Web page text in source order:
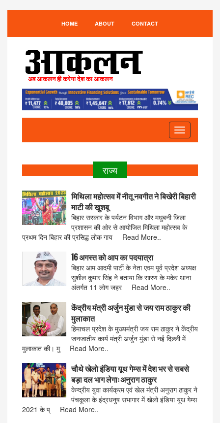
HOME ABOUT CONTACT
अब आकलन ही करेगा देश का आकलन
Toggle
navigation
राज्य
मिथिला महोत्सव में नीतू नवगीत ने बिखेरी बिहारी
माटी की खुशबू
बिहार सरकार के पर्यटन विभाग और मधुबनी जिला
प्रशासन की ओर से आयोजित मिथिला महोत्सव के
प्रथम दिन बिहार की प्रसिद्ध लोक गाय Read More..
16 अगस्त को आप का पदयात्रा
बिहार आम आदमी पार्टी के नेता एवम पूर्व प्रदेश अध्यक्ष
सुशील कुमार सिंह ने बताया कि सारण के मकेर थाना
अंतर्गत 11 लोग जहर Read More..
केंद्रीय मंत्री अर्जुन मुंडा से जय राम ठाकुर की
मुलाकात
हिमाचल प्रदेश के मुख्यमंत्री जय राम ठाकुर ने केंद्रीय
जनजातीय कार्य मंत्री अर्जुन मुंडा से नई दिल्ली में
मुलाकात की। मु Read More..
चौथे खेलो इंडिया यूथ गेम्स में देश भर से सबसे
बड़ा दल भाग लेगा: अनुराग ठाकुर
केन्द्रीय युवा कार्यक्रम एवं खेल मंत्री अनुराग ठाकुर ने
पंचकूला के इंद्रधनुष सभागार में खेलो इंडिया यूथ गेम्स
2021 के प् Read More..